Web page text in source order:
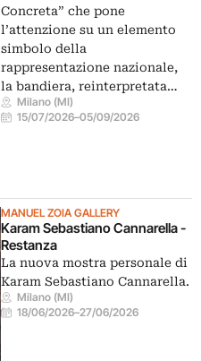
Concreta” che pone
l’attenzione su un elemento
simbolo della
rappresentazione nazionale,
la bandiera, reinterpretata…
Milano (MI)
15/07/2026–05/09/2026
MANUEL ZOIA GALLERY
Karam Sebastiano Cannarella -
Restanza
La nuova mostra personale di
Karam Sebastiano Cannarella.
Milano (MI)
18/06/2026–27/06/2026